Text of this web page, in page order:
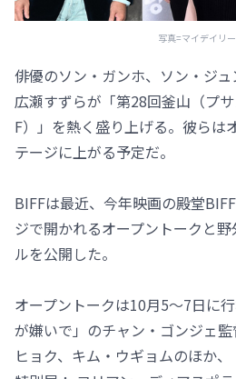
写真=マイデイリ
俳優のソン・ガンホ、ソン・ジュ
広瀬すずらが「第28回釜山（プ
F）」を熱く盛り上げる。彼らは
テージに上がる予定だ。
BIFFは最近、今年映画の殿堂
ジで開かれるオープントークと
ルを公開した。
オープントークは10月5～7日に
が嫌いで」のチャン・ゴンジェ
ヒョク、キム・ウギョムのほか